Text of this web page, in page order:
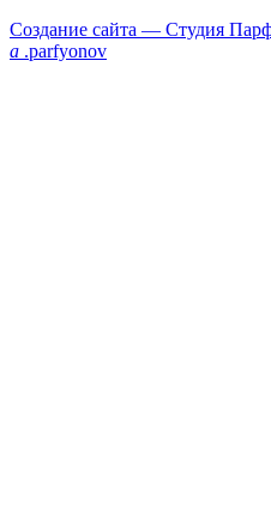
Создание сайта — Студия
a .parfyonov